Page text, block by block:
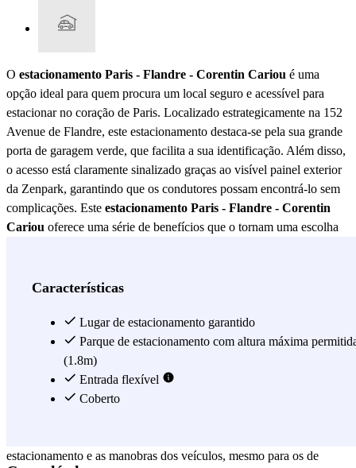
O estacionamento Paris - Flandre - Corentin Cariou é uma
opção ideal para quem procura um local seguro e acessível para
estacionar no coração de Paris. Localizado estrategicamente na 152
Avenue de Flandre, este estacionamento destaca-se pela sua grande
porta de garagem verde, que facilita a sua identificação. Além disso,
o acesso está claramente sinalizado graças ao visível painel exterior
da Zenpark, garantindo que os condutores possam encontrá-lo sem
complicações. Este estacionamento Paris - Flandre - Corentin
Cariou oferece uma série de benefícios que o tornam uma escolha
como a uma variedade de opções de transporte público. Isto é
cidade sem se preocuparem com o tráfego ou as restrições de
estacionamento nas ruas. A segurança é uma prioridade no
estacionamento Paris - Flandre - Corentin Cariou
com sistemas de vigilância modernos, os utilizadores podem ficar
tranquilos sabendo que os seus veículos estão protegidos em todos
estacionamento e as manobras dos veículos, mesmo para os de
Características
Lugar de estacionamento garantido
Parque de estacionamento com altura máxima
(1.8m)
Entrada flexível
Coberto